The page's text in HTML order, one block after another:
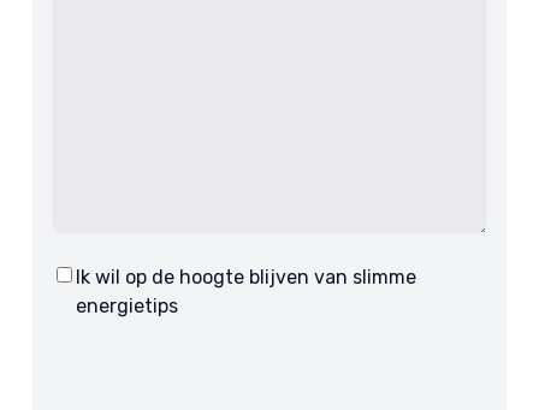
Consent
Ik wil op de hoogte blijven van slimme
energietips